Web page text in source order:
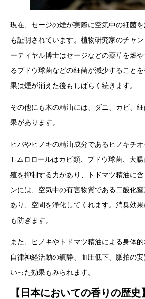
現在、セージの煙が実際に空気中の細菌
も証明されています。植物研究家のチャ
ーティヤル博士はセージなどの薬草を燃
るブドウ球菌などの細菌が減少すること
果は煙が消えた後もしばらく続きます。
その他にも木の精油には、ダニ、カビ、
果があります。
ヒバやヒノキの精油成分であるヒノキチオ
T-ムロロールはカビ類、ブドウ球菌、大
殖を抑制する力があり、トドマツ精油に
ンには、空気中の有害物質である二酸化
あり、空間を浄化してくれます。消臭効
も防ぎます。
また、ヒノキやトドマツ精油による身体
自律神経活動の鎮静、血圧低下、脈拍の
いった効果もみられます。
【日本においての香りの歴史】